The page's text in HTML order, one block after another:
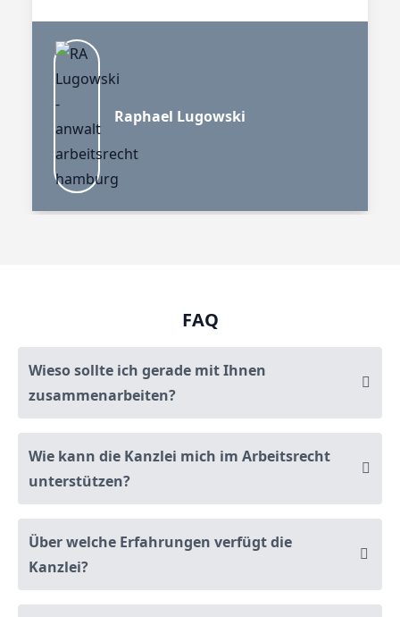
Raphael Lugowski
FAQ
Wieso sollte ich gerade mit Ihnen
zusammenarbeiten?
Wie kann die Kanzlei mich im Arbeitsrecht
unterstützen?
Über welche Erfahrungen verfügt die
Kanzlei?